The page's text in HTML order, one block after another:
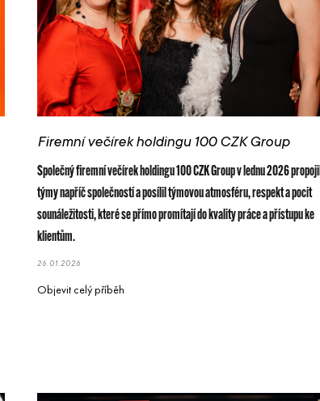
Firemní večírek holdingu 100 CZK Group
Společný firemní večírek holdingu 100 CZK Group v lednu 2026 propojil
týmy napříč společností a posílil týmovou atmosféru, respekt a pocit
sounáležitosti, které se přímo promítají do kvality práce a přístupu ke
klientům.
26.01.2026
Objevit celý příběh